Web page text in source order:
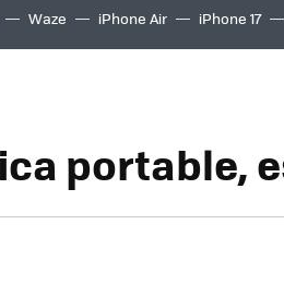
Waze iPhone Air iPhone 17
portable,